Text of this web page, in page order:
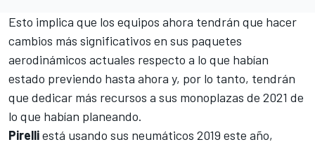
Esto implica que los equipos ahora tendrán que hacer
cambios más significativos en sus paquetes
aerodinámicos actuales respecto a lo que habían
estado previendo hasta ahora y, por lo tanto, tendrán
que dedicar más recursos a sus monoplazas de 2021 de
lo que habían planeando.
Pirelliestá usando sus neumáticos 2019 este año,